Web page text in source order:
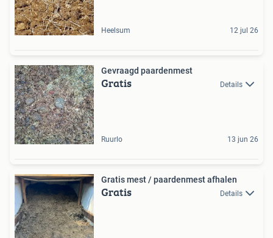
Heelsum 12 jul 26
Gevraagd paardenmest
Gratis Details
Ruurlo 13 jun 26
Gratis mest / paardenmest afhalen
Gratis Details